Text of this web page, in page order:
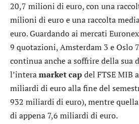
20,7 milioni di euro, con una
milioni di euro e una raccolta
euro. Guardando ai mercati
9 quotazioni, Amsterdam 3 e Oslo
continua anche a soffrire della sua
l’interamarket capdel FTSE MIB
miliardi di euro alla fine del
932 miliardi di euro), mentre
di appena 7,6 miliardi di euro.